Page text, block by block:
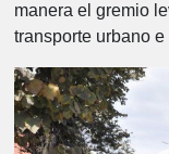
manera el gremio
transporte urbano